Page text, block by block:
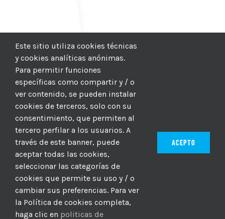
© 2012–2025 |CICIC| Hosting: Hosting Para PYMES
MBAGIO.COM
| Todos los derechos reservados
Este sitio utiliza cookies técnicas
y cookies analíticas anónimas.
Para permitir funciones
específicas como compartir y / o
ver contenido, se pueden instalar
cookies de terceros, solo con su
consentimiento, que permiten al
tercero perfilar a los usuarios. A
través de este banner, puede
aceptar todas las cookies,
seleccionar las categorías de
cookies que permite su uso y / o
cambiar sus preferencias. Para ver
la Política de cookies completa,
haga clic en politicas de
ACEPTO